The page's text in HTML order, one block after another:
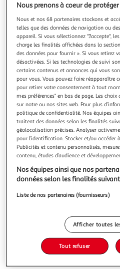
LIGNE ROUGE, Rollier Laure
Le nouveau thriller psychologique
tic-tac... Il est temps de suivre la ligne
bien gardés ne le restent
Jennifer, anciens amis
composer avec leurs secrets
venu
En savoir +
Vous voulez connaître
Afficher
Nous prenons à coeur de
Nous et nos 68 partenaires stockons et
telles que des données de navigation ou
appareil. Si vous sélectionnez "J'accepte",
charge les finalités affichées dans la
des données pour fournir ». Si vous retirez
désactivées. Si les technologies de suivi
certains contenus et annonces qui vous
pour vous. Vous pouvez faire réapparaître
pour retirer votre consentement à tout
mes préférences" en bas de page. Les
sur notre ou nos sites web. Pour plus
politique de confidentialité. Nos équipes
traitent des données selon les finalités
géolocalisation précises. Analyser
pour l’identification. Stocker et/ou accéder
Publicités et contenu personnalisés,
contenu, études d’audience et
Nos équipes ainsi que nos
données selon les finalités
Liste de nos partenaires (fournisseurs)
Afficher toutes
Tout refuser